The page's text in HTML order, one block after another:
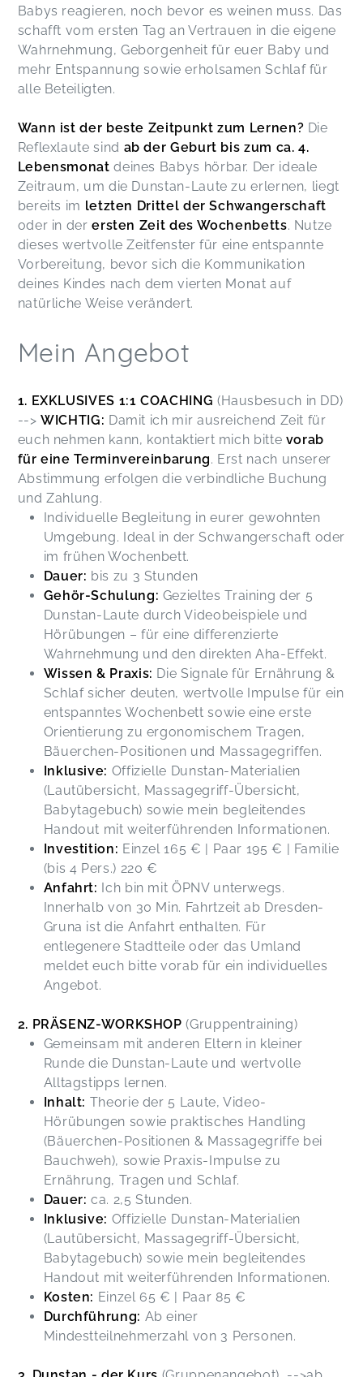
Babys reagieren, noch bevor es weinen muss. Das
schafft vom ersten Tag an Vertrauen in die eigene
Wahrnehmung, Geborgenheit für euer Baby und
mehr Entspannung sowie erholsamen Schlaf für
alle Beteiligten.
Wann ist der beste Zeitpunkt zum Lernen? Die
Reflexlaute sind ab der Geburt bis zum ca. 4.
Lebensmonat deines Babys hörbar. Der ideale
Zeitraum, um die Dunstan-Laute zu erlernen, liegt
bereits im letzten Drittel der Schwangerschaft
oder in derersten Zeit des Wochenbetts. Nutze
dieses wertvolle Zeitfenster für eine entspannte
Vorbereitung, bevor sich die Kommunikation
deines Kindes nach dem vierten Monat auf
natürliche Weise verändert.
Mein Angebot
1. EXKLUSIVES 1:1 COACHING (Hausbesuch in DD)
-->WICHTIG: Damit ich mir ausreichend Zeit für
euch nehmen kann, kontaktiert mich bitte vorab
für eine Terminvereinbarung. Erst nach unserer
Abstimmung erfolgen die verbindliche Buchung
und Zahlung.
Individuelle Begleitung in eurer gewohnten
Umgebung. Ideal in der Schwangerschaft oder
im frühen Wochenbett.
Dauer: bis zu 3 Stunden
Gehör-Schulung: Gezieltes Training der 5
Dunstan-Laute durch Videobeispiele und
Hörübungen – für eine differenzierte
Wahrnehmung und den direkten Aha-Effekt.
Wissen & Praxis: Die Signale für Ernährung &
Schlaf sicher deuten, wertvolle Impulse für ein
entspanntes Wochenbett sowie eine erste
Orientierung zu ergonomischem Tragen,
Bäuerchen-Positionen und Massagegriffen.
Inklusive: Offizielle Dunstan-Materialien
(Lautübersicht, Massagegriff-Übersicht,
Babytagebuch) sowie mein begleitendes
Handout mit weiterführenden Informationen.
Investition: Einzel 165 € | Paar 195 € | Familie
(bis 4 Pers.) 220 €
Anfahrt: Ich bin mit ÖPNV unterwegs.
Innerhalb von 30 Min. Fahrtzeit ab Dresden-
Gruna ist die Anfahrt enthalten. Für
entlegenere Stadtteile oder das Umland
meldet euch bitte vorab für ein individuelles
Angebot.
2. PRÄSENZ-WORKSHOP(Gruppentraining)
Gemeinsam mit anderen Eltern in kleiner
Runde die Dunstan-Laute und wertvolle
Alltagstipps lernen.
Inhalt: Theorie der 5 Laute, Video-
Hörübungen sowie praktisches Handling
(Bäuerchen-Positionen & Massagegriffe bei
Bauchweh), sowie Praxis-Impulse zu
Ernährung, Tragen und Schlaf.
Dauer: ca. 2,5 Stunden.
Inklusive: Offizielle Dunstan-Materialien
(Lautübersicht, Massagegriff-Übersicht,
Babytagebuch) sowie mein begleitendes
Handout mit weiterführenden Informationen.
Kosten: Einzel 65 € | Paar 85 €
Durchführung: Ab einer
Mindestteilnehmerzahl von 3 Personen.